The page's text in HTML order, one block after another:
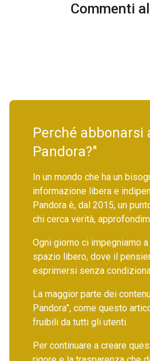
Commenti
Perché abbonarsi
Pandora?"
In un mondo che ha un
informazione libera e
Pandora è, dal 2015, un
chi cerca verità,
Ogni giorno ci impegniamo
spazio libero, dove il
esprimersi senza
La maggior parte dei
Pandora”, come questo
fruibili da tutti gli utenti.
Per continuare a creare